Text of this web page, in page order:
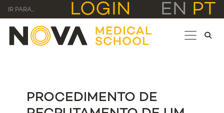
IR PARA... LOGIN EN PT
PROCEDIMENTO DE